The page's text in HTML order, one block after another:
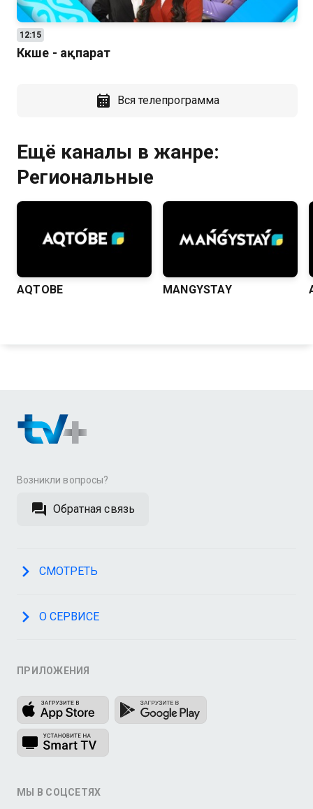
12:15
Көкше - ақпарат
Вся телепрограмма
Ещё каналы в жанре:
Региональные
AQTOBE MANGYSTAY
Возникли вопросы?
Обратная связь
СМОТРЕТЬ
О СЕРВИСЕ
ПРИЛОЖЕНИЯ
МЫ В СОЦСЕТЯХ